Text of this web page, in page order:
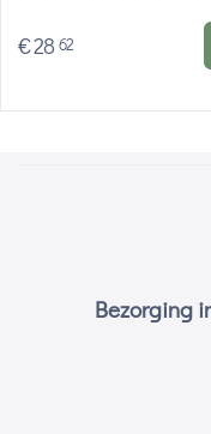
€28 62
Bezorging